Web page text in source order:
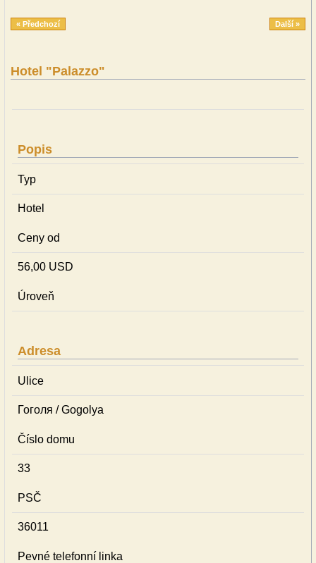
« Předchozí Další »
Hotel "Palazzo"
Popis
Typ
Hotel
Ceny od
56,00 USD
Úroveň
Adresa
Ulice
Гоголя / Gogolya
Číslo domu
33
PSČ
36011
Pevné telefonní linka